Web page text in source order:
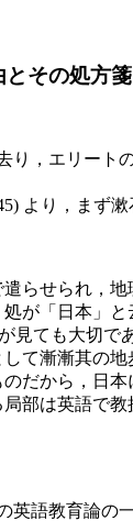
その処方
，エリート
より，まず
せられ，
が「日本」
見ても大切
て漸漸其の
だから，日
部は英語で
語教育論の